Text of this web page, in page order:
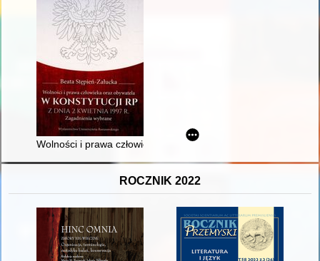
Wolności i prawa człowieka oraz obywatela w Konstytucji RP
ROCZNIK 2022